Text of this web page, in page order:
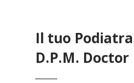
Il tuo Podiatra
D.P.M.